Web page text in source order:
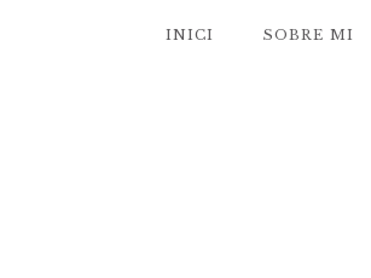
INICI SOBRE MI